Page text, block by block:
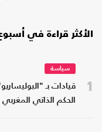
الأكثر قراءة في
1
سياسة
قيادات بـ
الحكم الذاتي المغربي